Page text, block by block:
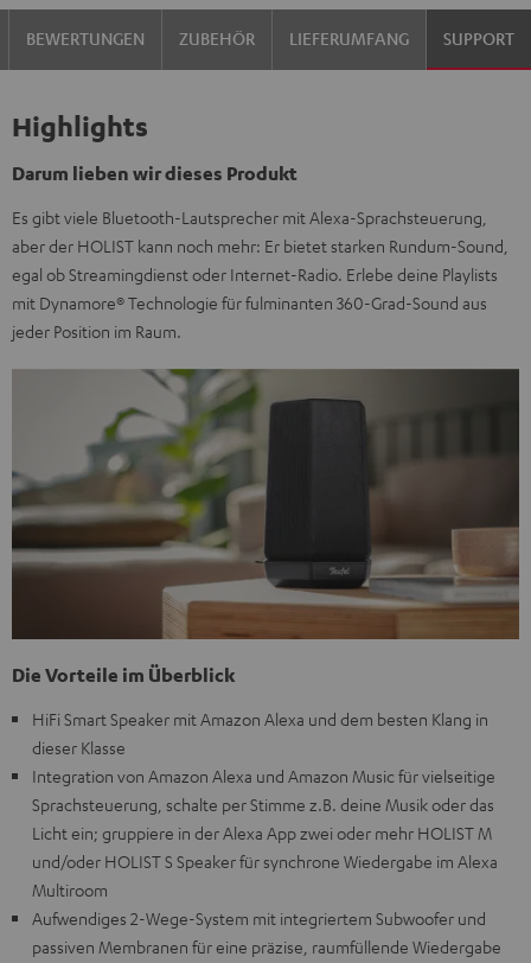
BEWERTUNGEN ZUBEHÖR LIEFERUMFANG SUPPORT
Highlights
Darum lieben wir dieses Produkt
Es gibt viele Bluetooth-Lautsprecher mit Alexa-Sprachsteuerung,
aber der HOLIST kann noch mehr: Er bietet starken Rundum-Sound,
egal ob Streamingdienst oder Internet-Radio. Erlebe deine Playlists
mit Dynamore® Technologie für fulminanten 360-Grad-Sound aus
jeder Position im Raum.
Die Vorteile im Überblick
HiFi Smart Speaker mit Amazon Alexa und dem besten Klang in
dieser Klasse
Integration von Amazon Alexa und Amazon Music für vielseitige
Sprachsteuerung, schalte per Stimme z.B. deine Musik oder das
Licht ein; gruppiere in der Alexa App zwei oder mehr HOLIST M
und/oder HOLIST S Speaker für synchrone Wiedergabe im Alexa
Multiroom
Aufwendiges 2-Wege-System mit integriertem Subwoofer und
passiven Membranen für eine präzise, raumfüllende Wiedergabe